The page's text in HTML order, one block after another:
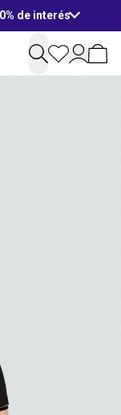
0% de interés